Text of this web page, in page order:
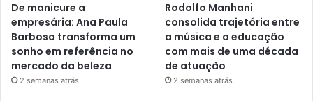
De manicure a
empresária: Ana Paula
Barbosa transforma um
sonho em referência no
mercado da beleza
2 semanas atrás
Rodolfo Manhani
consolida trajetória entre
a música e a educação
com mais de uma década
de atuação
2 semanas atrás